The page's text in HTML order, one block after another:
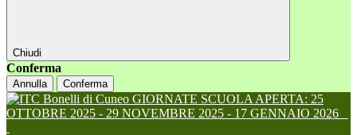
Chiudi
Conferma
Annulla Conferma
GIORNATE SCUOLA APERTA: 25
OTTOBRE 2025 - 29 NOVEMBRE 2025 - 17 GENNAIO 2026